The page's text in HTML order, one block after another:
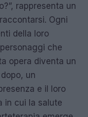
rappresenta un
Ogni
della loro
che
opera diventa un
un
e il loro
in cui la salute